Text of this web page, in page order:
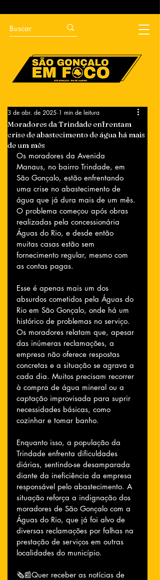
Moradores da Trindade enfrentam
crise de abastecimento de água há mais
de um mês
3 de abr. de 2025 1 min de leitura
Os moradores da Avenida
Manaus, no bairro Trindade, em
São Gonçalo, estão enfrentando
uma crise no abastecimento de
água que já dura mais de um mês.
O problema começou após obras
realizadas pela concessionária
Águas do Rio, e desde então
muitas casas estão sem
fornecimento regular, mesmo com
as contas pagas.
Esse é apenas mais um dos
absurdos cometidos pela Águas do
Rio em São Gonçalo, onde há um
histórico de problemas no serviço.
Os moradores relatam que, apesar
das inúmeras reclamações, a
empresa não oferece respostas
concretas e a situação se agrava a
cada dia. Muitos precisam recorrer
à compra de água mineral ou a
captação improvisada para suprir
necessidades básicas, como
cozinhar e tomar banho.
Enquanto isso, a população da
Trindade enfrenta dificuldades
diárias, sentindo-se desamparada
diante da ineficiência da empresa
responsável pelo abastecimento. A
situação reforça a indignação dos
moradores de São Gonçalo com a
Águas do Rio, que já foi alvo de
diversas reclamações por falhas na
prestação de serviços em outras
localidades do município.
🗞📰Quer receber as notícias de